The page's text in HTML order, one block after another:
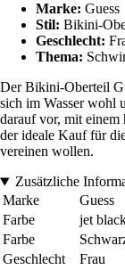
Marke: Guess
Stil: Bikini-
Geschlecht:
Thema:
Der Bikini-Oberteil
sich im Wasser wohl
darauf vor, mit einem
der ideale Kauf für
vereinen wollen.
Zusätzliche
Marke
Guess
Farbe
jet
Farbe
Geschlecht
Frau